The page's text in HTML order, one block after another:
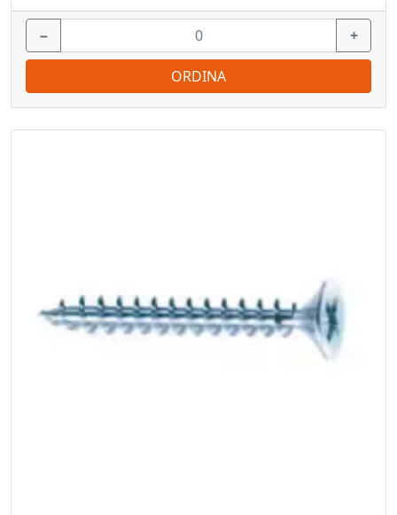
− +
ORDINA